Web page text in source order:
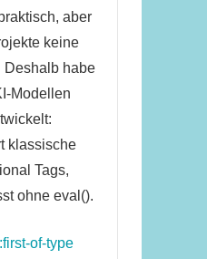
aber
keine
Deshalb habe
Modellen
klassische
Tags,
ohne eval().
of-type